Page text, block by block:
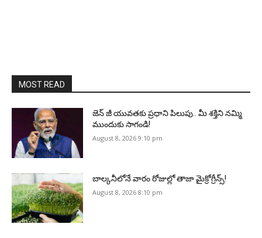
MOST READ
జెన్‌ జీ యువతకు ప్రధాని పిలుపు.. మీ శక్తిని నమ్మి
ముందుకు సాగండి!
August 8, 2026 9:10 pm
బాల్కనీలోనే వారం రోజుల్లో తాజా మైక్రోగ్రీన్స్‌!
August 8, 2026 8:10 pm